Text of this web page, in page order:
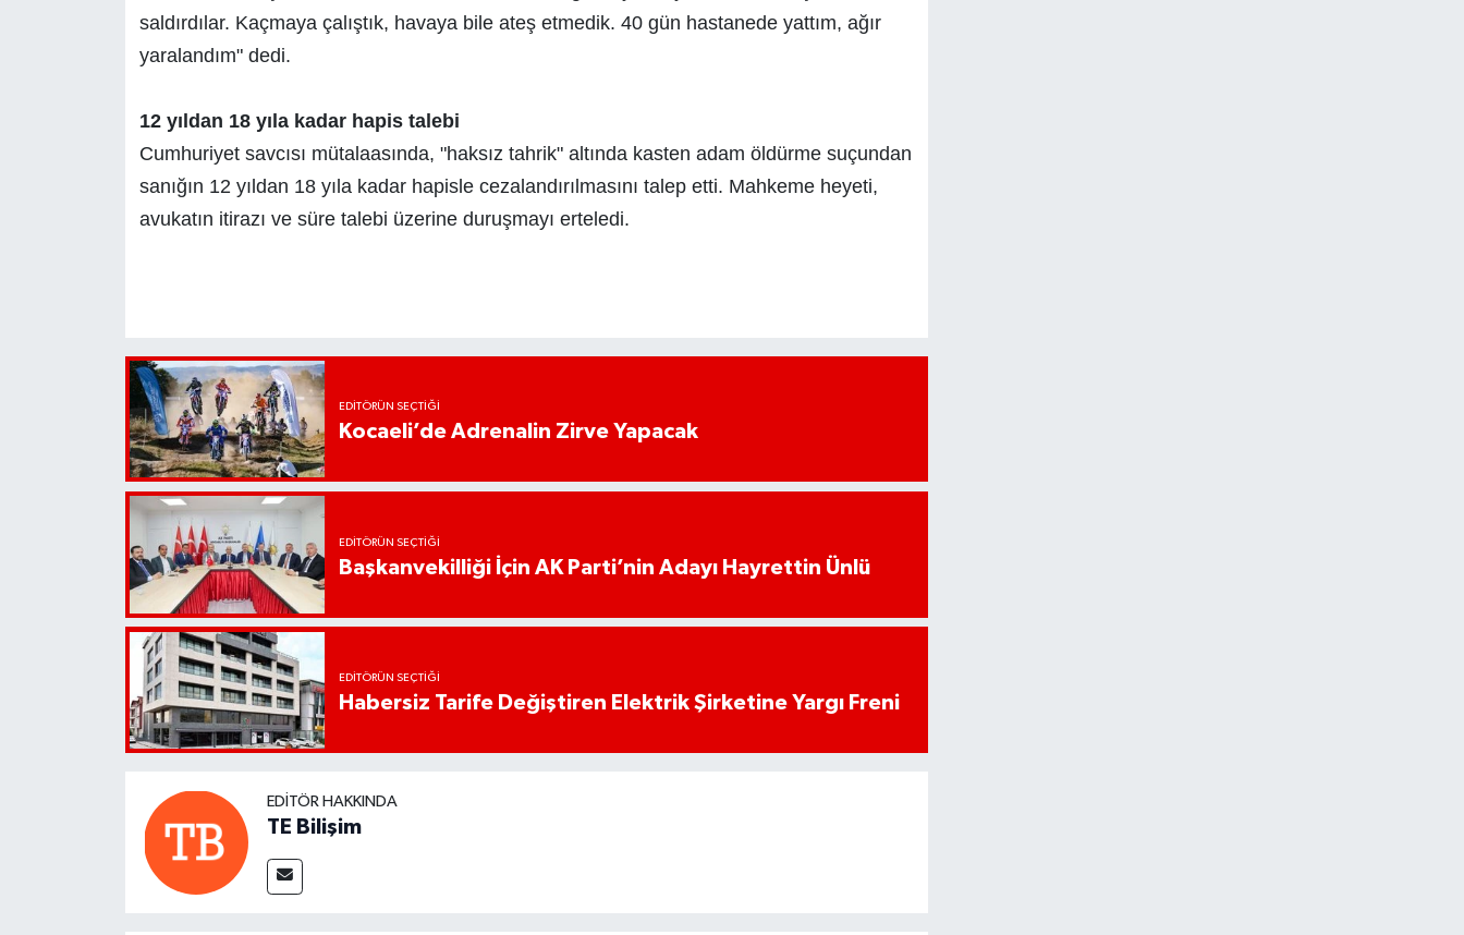
saldırdılar. Kaçmaya çalıştık, havaya bile ateş etmedik. 40 gün hastanede yattım, ağır
yaralandım" dedi.
12 yıldan 18 yıla kadar hapis talebi
Cumhuriyet savcısı mütalaasında, "haksız tahrik" altında kasten adam öldürme suçundan
sanığın 12 yıldan 18 yıla kadar hapisle cezalandırılmasını talep etti. Mahkeme heyeti,
avukatın itirazı ve süre talebi üzerine duruşmayı erteledi.
EDITÖRÜN SEÇTIĞI
Kocaeli’de Adrenalin Zirve Yapacak
EDITÖRÜN SEÇTIĞI
Başkanvekilliği İçin AK Parti’nin Adayı Hayrettin Ünlü
EDITÖRÜN SEÇTIĞI
Habersiz Tarife Değiştiren Elektrik Şirketine Yargı Freni
EDITÖR HAKKINDA
TE Bilişim